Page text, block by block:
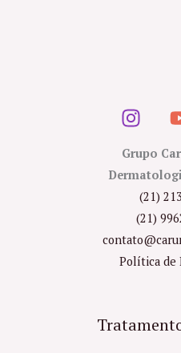
Grupo
(21)
(21)
Política de